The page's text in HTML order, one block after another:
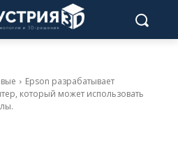
Epson разрабатывает
который может использовать